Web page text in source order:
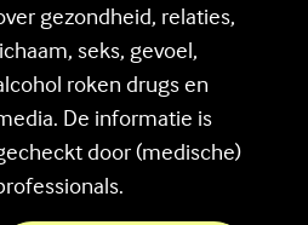
gezondheid, relaties,
seks, gevoel,
roken drugs en
De informatie is
door (medische)